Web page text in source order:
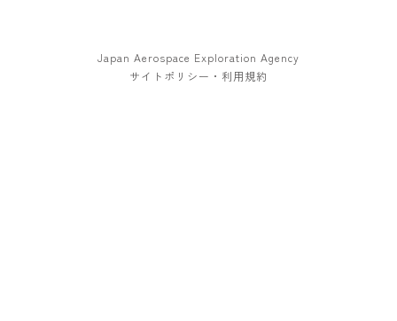
Japan Aerospace Exploration Agency
サイトポリシー・利用規約